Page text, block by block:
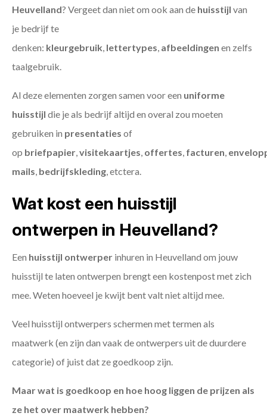
Heuvelland? Vergeet dan niet om ook aan de huisstijl van
je bedrijf te
denken: kleurgebruik, lettertypes, afbeeldingen en zelfs
taalgebruik.
Al deze elementen zorgen samen voor een uniforme
huisstijl die je als bedrijf altijd en overal zou moeten
gebruiken in presentaties of
op briefpapier,visitekaartjes, offertes, facturen,
mails, bedrijfskleding, etctera.
Wat kost een huisstijl
ontwerpen in Heuvelland?
Een huisstijl ontwerper inhuren in Heuvelland om jouw
huisstijl te laten ontwerpen brengt een kostenpost met zich
mee. Weten hoeveel je kwijt bent valt niet altijd mee.
Veel huisstijl ontwerpers schermen met termen als
maatwerk (en zijn dan vaak de ontwerpers uit de duurdere
categorie) of juist dat ze goedkoop zijn.
Maar wat is goedkoop en hoe hoog liggen de prijzen als
ze het over maatwerk hebben?